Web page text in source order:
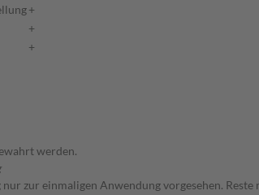
+
+
+
werden.
zur einmaligen Anwendung vorgesehen. Reste